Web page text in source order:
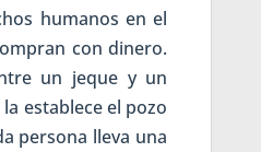
humanos en el
con dinero.
un jeque y un
establece el pozo
persona lleva una